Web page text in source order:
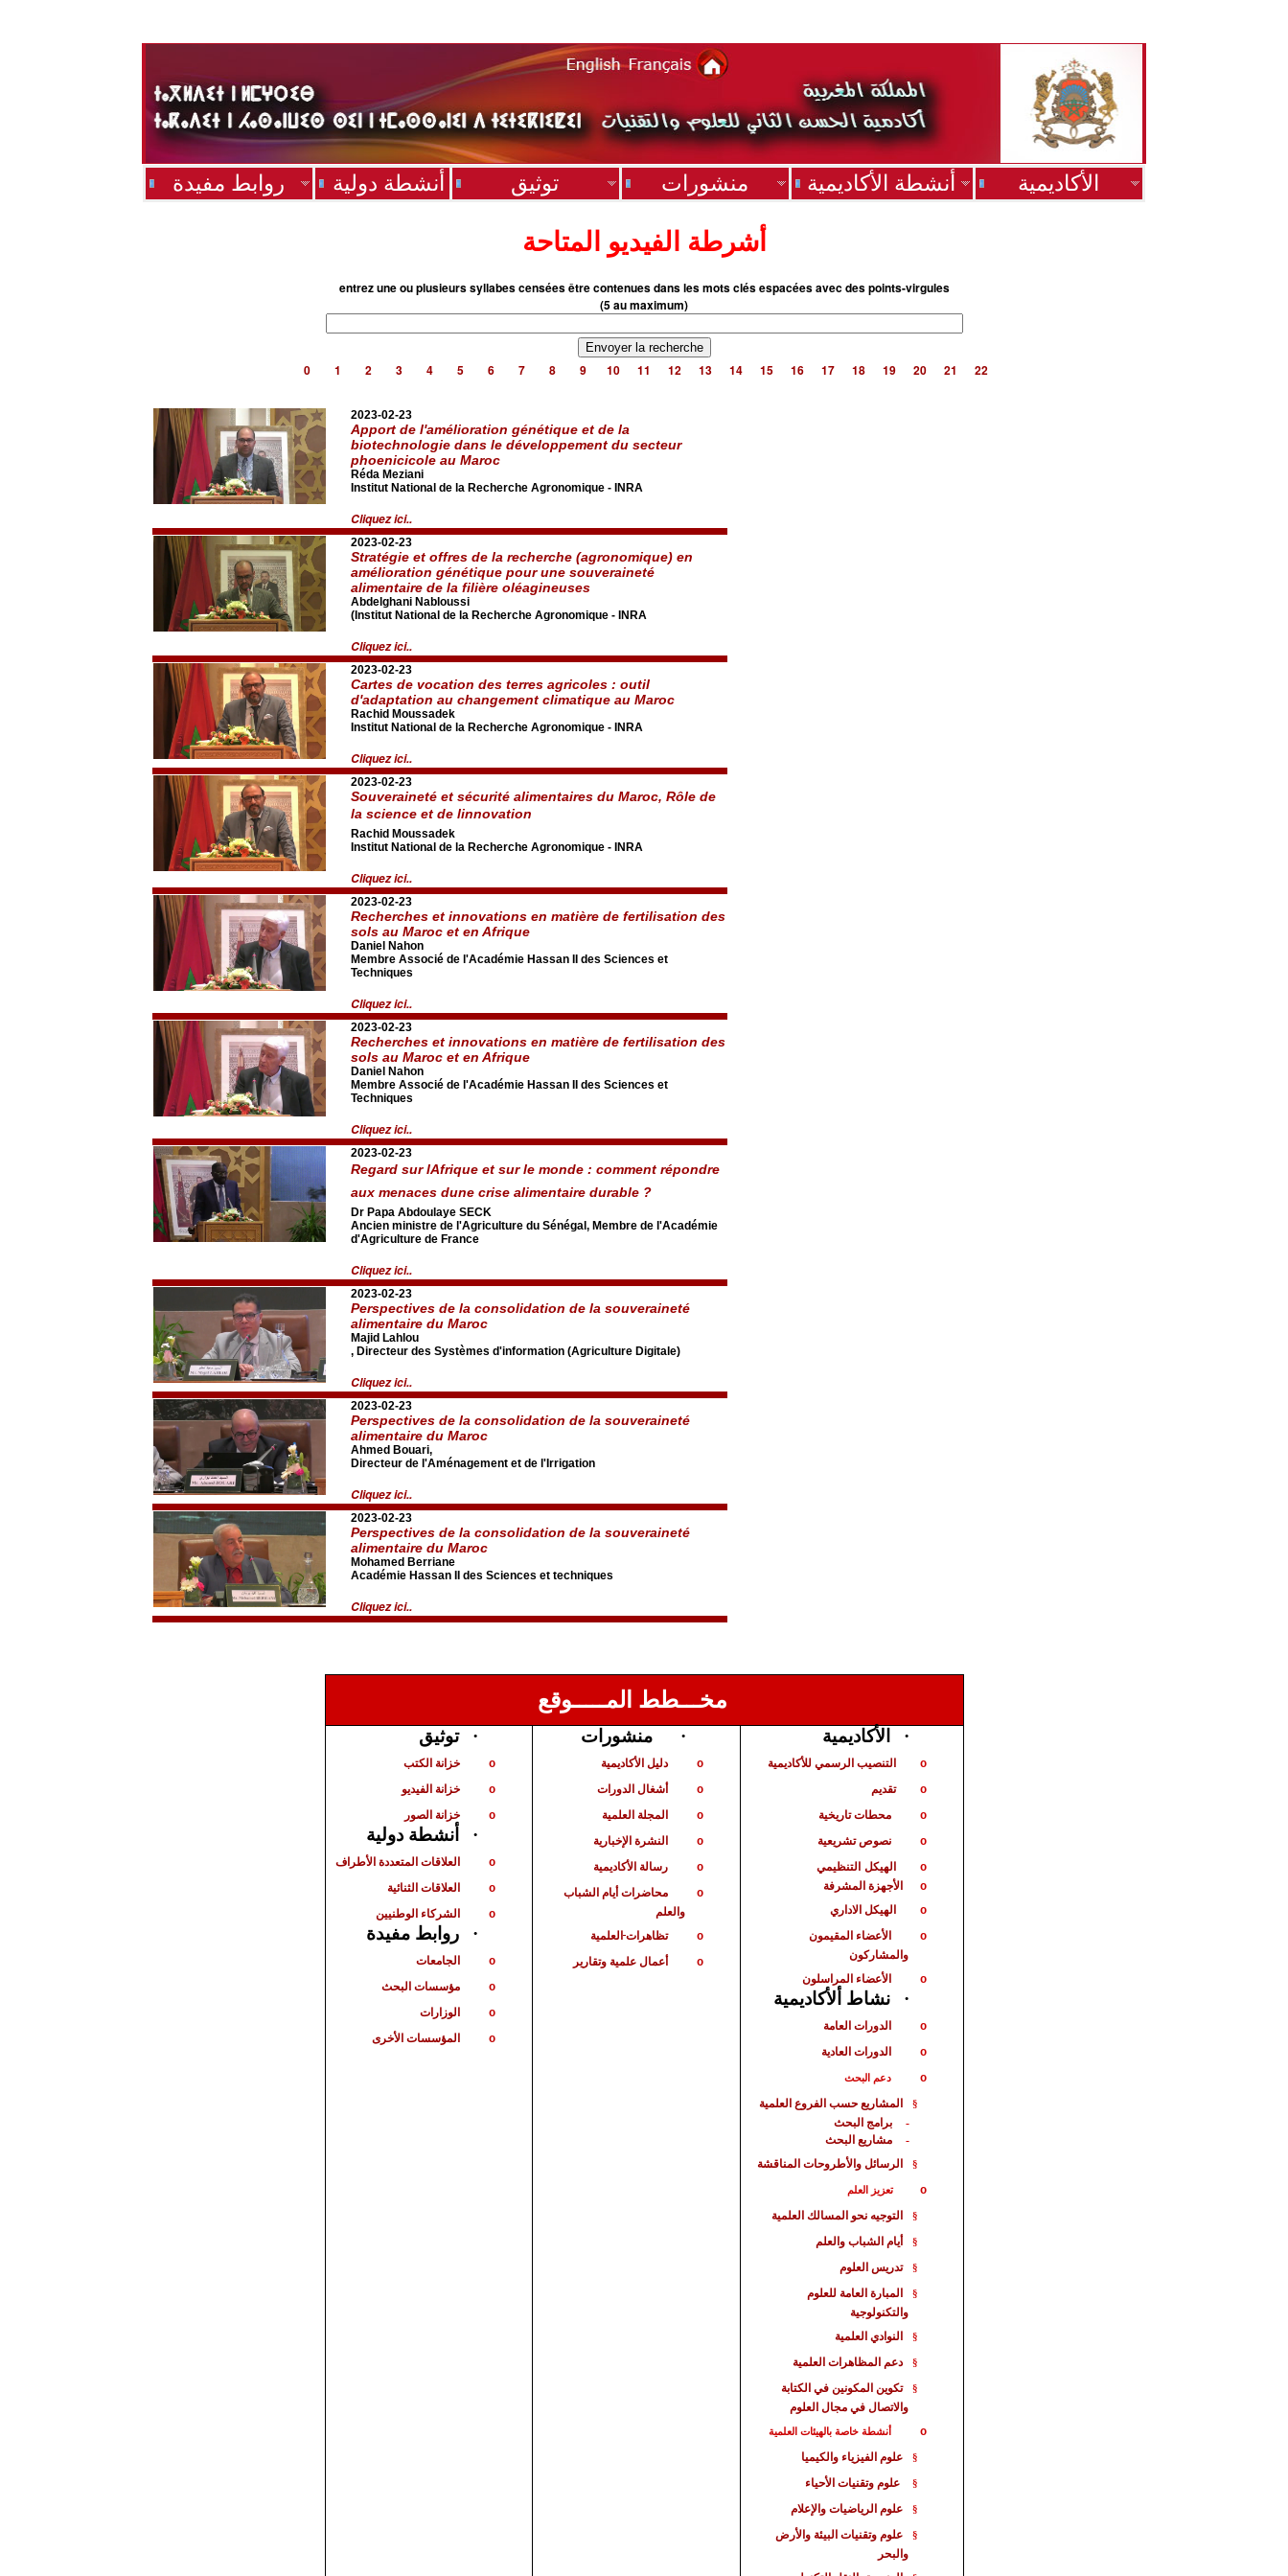
روابط مفيدة أنشطة دولية توثيق منشورات أنشطة الأكاديمية الأكاديمية
أشرطة الفيديو المتاحة
entrez une ou plusieurs syllabes censées être contenues dans les mots clés espacées avec des points-virgules
(5 au maximum)
0 1 2 3 4 5 6 7 8 9 10 11 12 13 14 15 16 17 18 19 20 21 22
2023-02-23
Apport de l'amélioration génétique et de la
biotechnologie dans le développement du secteur
phoenicicole au Maroc
Réda Meziani
Institut National de la Recherche Agronomique - INRA
Cliquez ici..
2023-02-23
Stratégie et offres de la recherche (agronomique) en
amélioration génétique pour une souveraineté
alimentaire de la filière oléagineuses
Abdelghani Nabloussi
(Institut National de la Recherche Agronomique - INRA
Cliquez ici..
2023-02-23
Cartes de vocation des terres agricoles : outil
d'adaptation au changement climatique au Maroc
Rachid Moussadek
Institut National de la Recherche Agronomique - INRA
Cliquez ici..
2023-02-23
Souveraineté et sécurité alimentaires du Maroc, Rôle de
la science et de linnovation
Rachid Moussadek
Institut National de la Recherche Agronomique - INRA
Cliquez ici..
2023-02-23
Recherches et innovations en matière de fertilisation des
sols au Maroc et en Afrique
Daniel Nahon
Membre Associé de l'Académie Hassan II des Sciences et
Techniques
Cliquez ici..
2023-02-23
Recherches et innovations en matière de fertilisation des
sols au Maroc et en Afrique
Daniel Nahon
Membre Associé de l'Académie Hassan II des Sciences et
Techniques
Cliquez ici..
2023-02-23
Regard sur lAfrique et sur le monde : comment répondre
aux menaces dune crise alimentaire durable ?
Dr Papa Abdoulaye SECK
Ancien ministre de l'Agriculture du Sénégal, Membre de l'Académie
d'Agriculture de France
Cliquez ici..
2023-02-23
Perspectives de la consolidation de la souveraineté
alimentaire du Maroc
Majid Lahlou
, Directeur des Systèmes d'information (Agriculture Digitale)
Cliquez ici..
2023-02-23
Perspectives de la consolidation de la souveraineté
alimentaire du Maroc
Ahmed Bouari,
Directeur de l'Aménagement et de l'Irrigation
Cliquez ici..
2023-02-23
Perspectives de la consolidation de la souveraineté
alimentaire du Maroc
Mohamed Berriane
Académie Hassan II des Sciences et techniques
Cliquez ici..
مخـــطط المـــــوقع
· توثيق
o خزانة الكتب
o خزانة الفيديو
o خزانة الصور
· أنشطة دولية
o العلاقات المتعددة الأطراف
o العلاقات الثنائية
o الشركاء الوطنيين
· روابط مفيدة
o الجامعات
o مؤسسات البحث
o الوزارات
o المؤسسات الأخرى
· منشورات
o دليل الأكاديمية
o أشغال الدورات
o المجلة العلمية
o النشرة الإخبارية
o رسالة الأكاديمية
o
محاضرات أيام الشباب
والعلم
o تظاهراتالعلمية
o أعمال علمية وتقارير
· الأكاديمية
o التنصيب الرسمي للأكاديمية
o تقديم
o محطات تاريخية
o نصوص تشريعية
o الهيكل التنظيمي
o الأجهزة المشرفة
o الهيكل الاداري
o
الأعضاء المقيمون
والمشاركون
o الأعضاء المراسلون
· نشاط ألأكاديمية
o الدورات العامة
o الدورات العادية
o دعم البحث
§ المشاريع حسب الفروع العلمية
- برامج البحث
- مشاريعالبحث
§ الرسائل والأطروحات المناقشة
o تعزيز العلم
§ التوجيه نحو المسالك العلمية
§ أيام الشباب والعلم
§ تدريس العلوم
§ المبارةالعامة للعلوم
والتكنولوجية
§ النوادي العلمية
§ دعم المظاهرات العلمية
§
تكوين المكونين في الكتابة
والاتصال في مجال العلوم
o أنشطة خاصة بالهيئات العلمية
§ علوم الفيزياء والكيميا
§ علوم وتقنيات الأحياء
§ علوم الرياضيات والإعلام
§
علوم وتقنيات البيئة والأرض
والبحر